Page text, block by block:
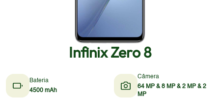
Infinix Zero 8
Bateria
4500 mAh
Câmera
64 MP & 8 MP & 2 MP & 2
MP